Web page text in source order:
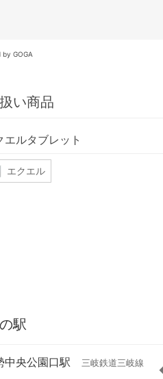
by GOGA
い商品
エルタブレット
エクエル
駅
中央公園口駅 三岐鉄道三岐線